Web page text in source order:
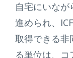
自宅にいな
進められ、
取得できる非
る単位は、